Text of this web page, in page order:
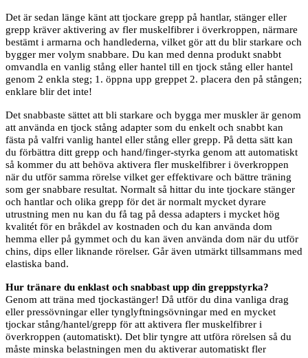
Det är sedan länge känt att tjockare grepp på hantlar, stänger eller
grepp kräver aktivering av fler muskelfibrer i överkroppen, närmare
bestämt i armarna och handlederna, vilket gör att du blir starkare och
bygger mer volym snabbare. Du kan med denna produkt snabbt
omvandla en vanlig stång eller hantel till en tjock stång eller hantel
genom 2 enkla steg; 1. öppna upp greppet 2. placera den på stången;
enklare blir det inte!
Det snabbaste sättet att bli starkare och bygga mer muskler är genom
att använda en tjock stång adapter som du enkelt och snabbt kan
fästa på valfri vanlig hantel eller stång eller grepp. På detta sätt kan
du förbättra ditt grepp och hand/finger-styrka genom att automatiskt
så kommer du att behöva aktivera fler muskelfibrer i överkroppen
när du utför samma rörelse vilket ger effektivare och bättre träning
som ger snabbare resultat. Normalt så hittar du inte tjockare stänger
och hantlar och olika grepp för det är normalt mycket dyrare
utrustning men nu kan du få tag på dessa adapters i mycket hög
kvalitét för en bråkdel av kostnaden och du kan använda dom
hemma eller på gymmet och du kan även använda dom när du utför
chins, dips eller liknande rörelser. Går även utmärkt tillsammans med
elastiska band.
Hur tränare du enklast och snabbast upp din greppstyrka?
Genom att träna med tjockastänger! Då utför du dina vanliga drag
eller pressövningar eller tynglyftningsövningar med en mycket
tjockar stång/hantel/grepp för att aktivera fler muskelfibrer i
överkroppen (automatiskt). Det blir tyngre att utföra rörelsen så du
måste minska belastningen men du aktiverar automatiskt fler